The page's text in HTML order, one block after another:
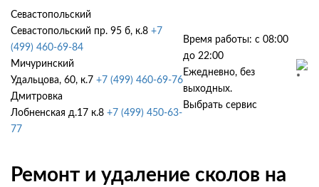
Севастопольский
Севастопольский пр. 95 б, к.8 +7
(499) 460-69-84
Мичуринский
Удальцова, 60, к.7 +7 (499) 460-69-76
Дмитровка
Лобненская д.17 к.8 +7 (499) 450-63-
77
Время работы: с 08:00
до 22:00
Ежедневно, без
выходных.
Выбрать сервис
Ремонт и удаление сколов на